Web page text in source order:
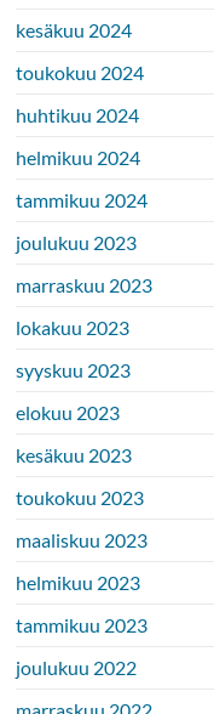
kesäkuu 2024
toukokuu 2024
huhtikuu 2024
helmikuu 2024
tammikuu 2024
joulukuu 2023
marraskuu 2023
lokakuu 2023
syyskuu 2023
elokuu 2023
kesäkuu 2023
toukokuu 2023
maaliskuu 2023
helmikuu 2023
tammikuu 2023
joulukuu 2022